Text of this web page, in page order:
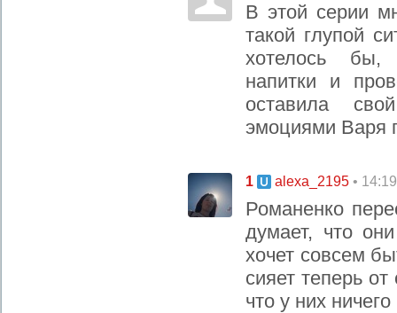
В этой серии
такой глупой
хотелось бы,
напитки и
оставила
эмоциями Варя
1 alexa_2195 •
Романенко
думает, что
хочет совсем
сияет теперь
что у них